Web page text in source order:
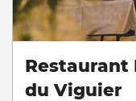
Restaurant
du Viguier